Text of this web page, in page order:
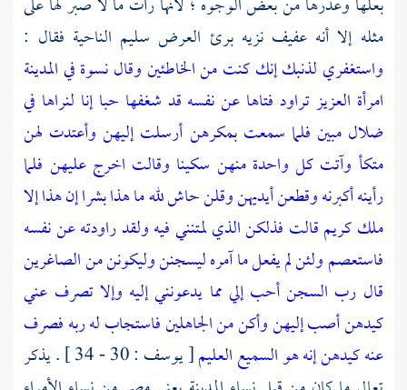
مثله إلا أنه عفيف نزيه برئ العرض سليم الناحية فقال :
واستغفري لذنبك إنك كنت من الخاطئين وقال نسوة في المدينة
امرأة العزيز تراود فتاها عن نفسه قد شغفها حبا إنا لنراها في
ضلال مبين فلما سمعت بمكرهن أرسلت إليهن وأعتدت لهن
متكأ وآتت كل واحدة منهن سكينا وقالت اخرج عليهن فلما
رأينه أكبرنه وقطعن أيديهن وقلن حاش لله ما هذا بشرا إن هذا إلا
ملك كريم قالت فذلكن الذي لمتنني فيه ولقد راودته عن نفسه
فاستعصم ولئن لم يفعل ما آمره ليسجنن وليكونن من الصاغرين
قال رب السجن أحب إلي مما يدعونني إليه وإلا تصرف عني
كيدهن أصب إليهن وأكن من الجاهلين فاستجاب له ربه فصرف
عنه كيدهن إنه هو السميع العليم
[ يوسف : 30 - 34 ] . يذكر